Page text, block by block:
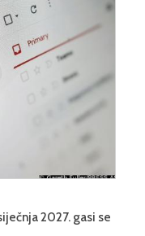
2027. gasi se